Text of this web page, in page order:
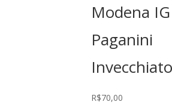
Modena
Paganini
Invecchiato
R$70,00